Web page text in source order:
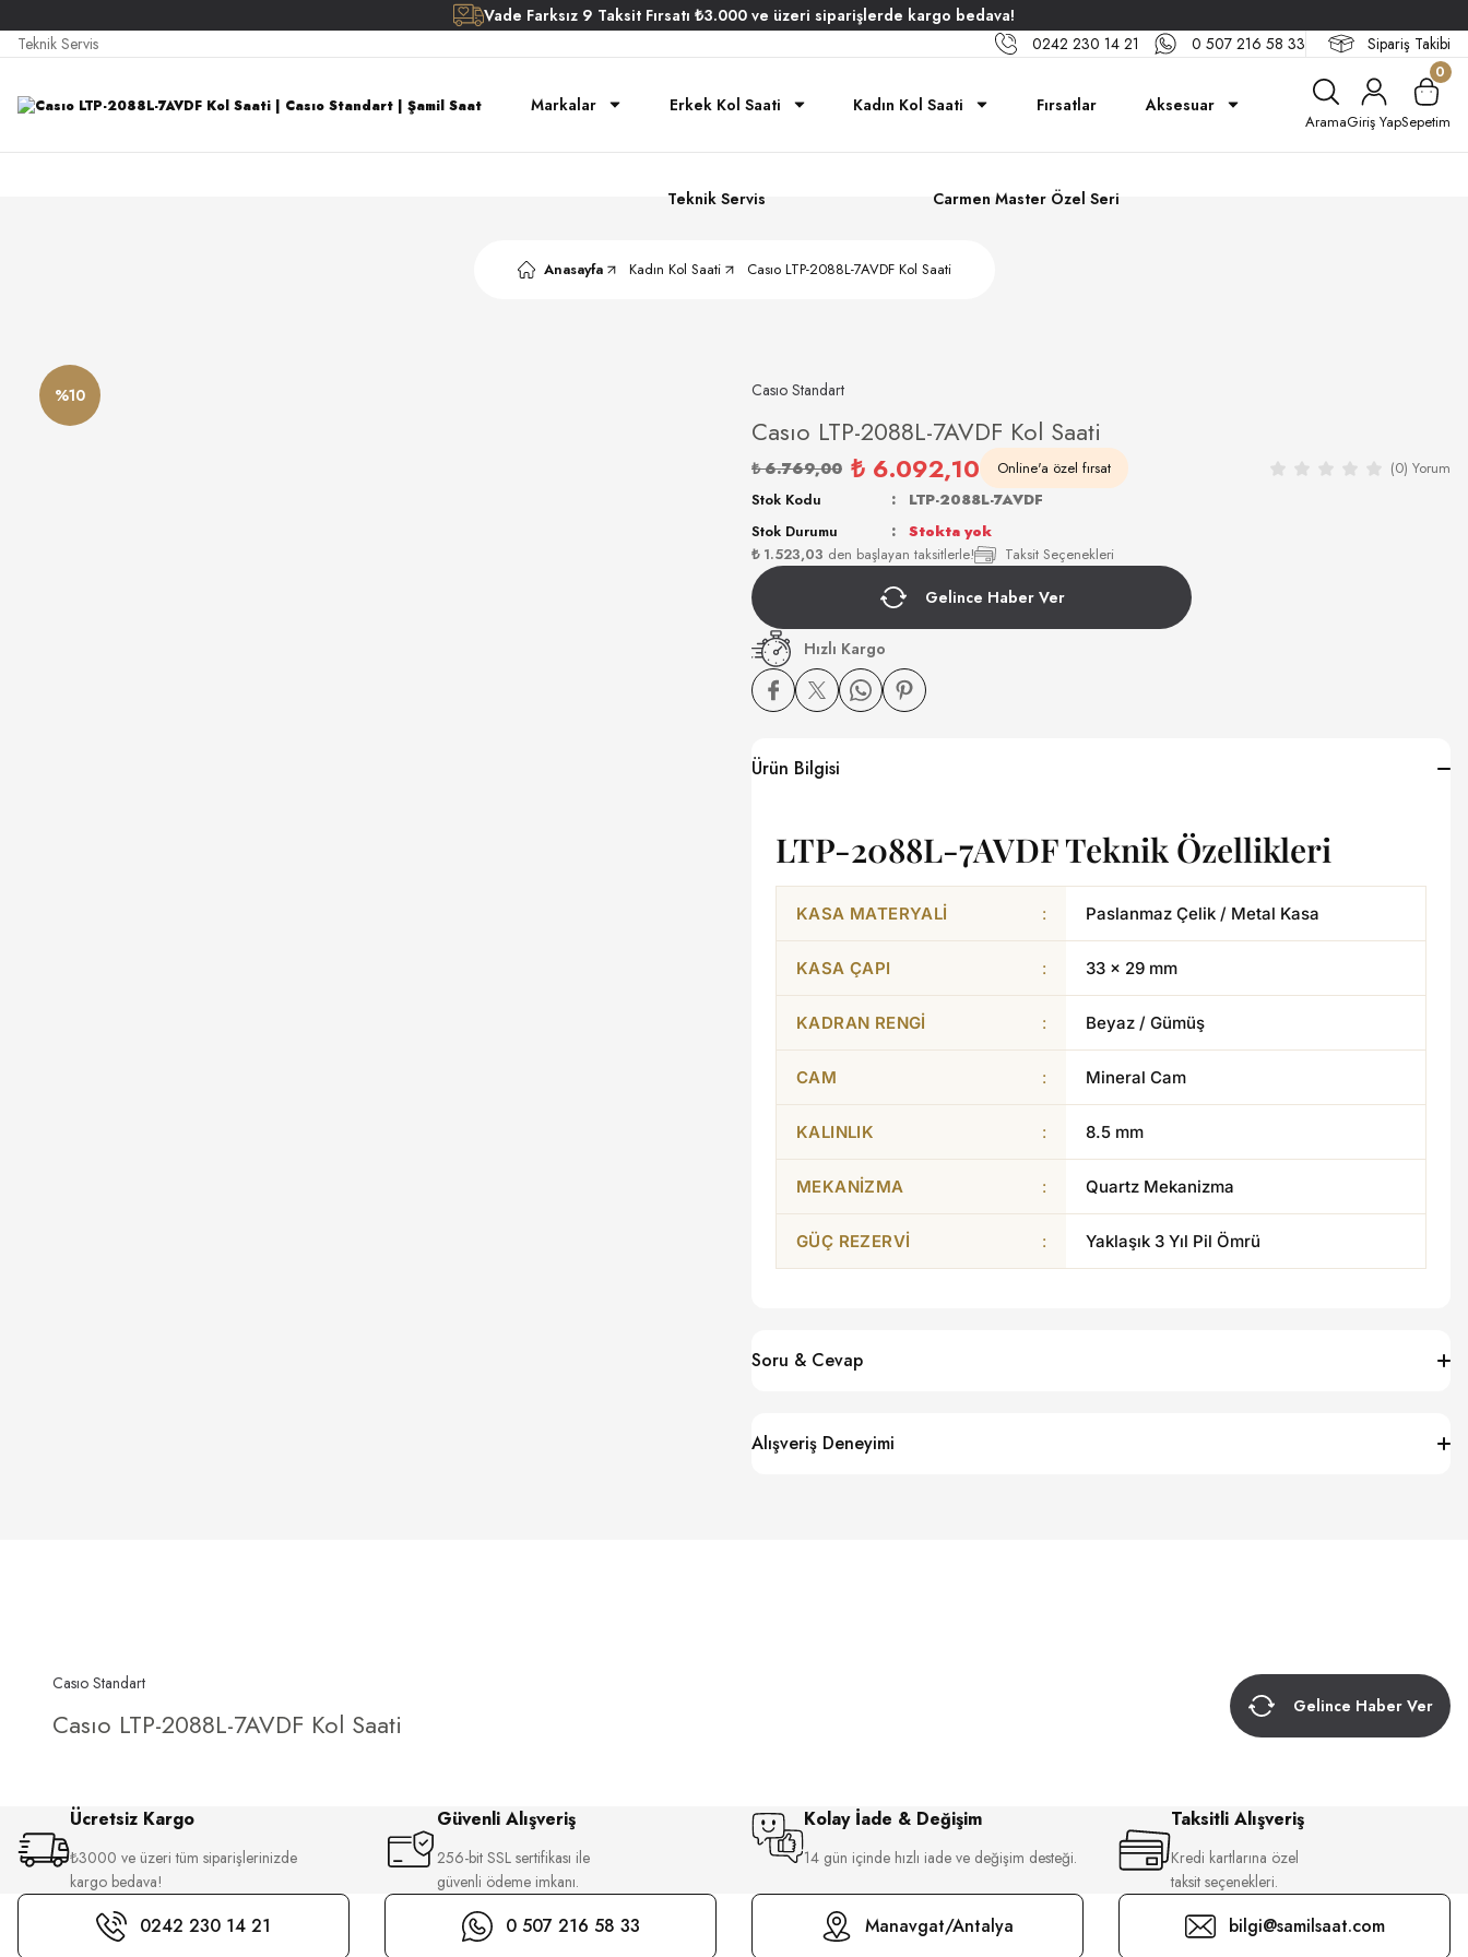
Vade Farksız 9 Taksit Fırsatı ₺3.000 ve üzeri siparişlerde kargo bedava!
Teknik Servis
0242 230 14 21 0 507 216 58 33 Sipariş Takibi
Markalar Erkek Kol Saati Kadın Kol Saati Fırsatlar Aksesuar
Teknik Servis Carmen Master Özel Seri
AramaGiriş Yap
0
Sepetim
Anasayfa Kadın Kol Saati Casıo LTP-2088L-7AVDF Kol Saati
%10 Casıo Standart
Casıo LTP-2088L-7AVDF Kol Saati
₺ 6.769,00 ₺ 6.092,10 Online'a özel fırsat (0) Yorum
₺ 1.523,03 den başlayan taksitlerle! Taksit Seçenekleri
Stok Kodu
LTP-2088L-7AVDF
Stok Durumu
Stokta yok
Gelince Haber Ver
Hızlı Kargo
Ürün Bilgisi
LTP-2088L-7AVDF Teknik Özellikleri
KASA MATERYALI : Paslanmaz Çelik / Metal Kasa
KASA ÇAPI : 33 × 29 mm
KADRAN RENGI : Beyaz / Gümüş
CAM : Mineral Cam
KALINLIK : 8.5 mm
MEKANIZMA : Quartz Mekanizma
GÜÇ REZERVI : Yaklaşık 3 Yıl Pil Ömrü
Soru & Cevap
Alışveriş Deneyimi
Casıo Standart
Casıo LTP-2088L-7AVDF Kol Saati
Gelince Haber Ver
Ücretsiz Kargo
₺3000 ve üzeri tüm siparişlerinizde
kargo bedava!
Güvenli Alışveriş
256-bit SSL sertifikası ile
güvenli ödeme imkanı.
Kolay İade & Değişim
14 gün içinde hızlı iade ve değişim desteği.
Taksitli Alışveriş
Kredi kartlarına özel
taksit seçenekleri.
0242 230 14 21 0 507 216 58 33 Manavgat/Antalya bilgi@samilsaat.com